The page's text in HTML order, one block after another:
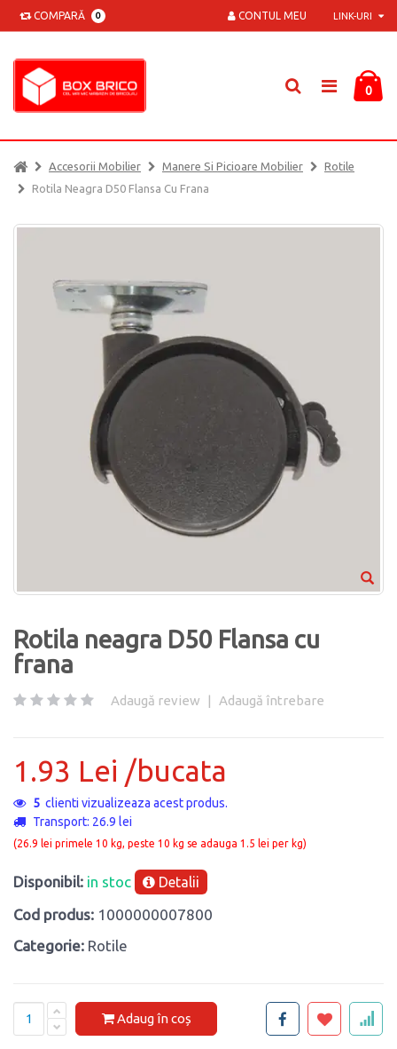
COMPARĂ 0 LINK-URI
CONTUL MEU
0
Accesorii Mobilier Manere Si Picioare Mobilier
Rotile
Rotila Neagra D50 Flansa Cu Frana
Rotila neagra D50 Flansa cu
frana
Adaugă review | Adaugă întrebare
1.93 Lei /bucata
9 clienti vizualizeaza acest produs.
Transport: 26.9 lei
(26.9 lei primele 10 kg, peste 10 kg se adauga 1.5 lei per kg)
Disponibil: in stoc Detalii
Cod produs: 1000000007800
Categorie: Rotile
Adaug în coș